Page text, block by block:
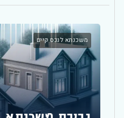
משכנתא לנכס קיים